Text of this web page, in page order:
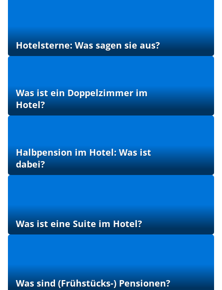
Hotelsterne: Was sagen sie aus?
Was ist ein Doppelzimmer im
Hotel?
Halbpension im Hotel: Was ist
dabei?
Was ist eine Suite im Hotel?
Was sind (Frühstücks-) Pensionen?